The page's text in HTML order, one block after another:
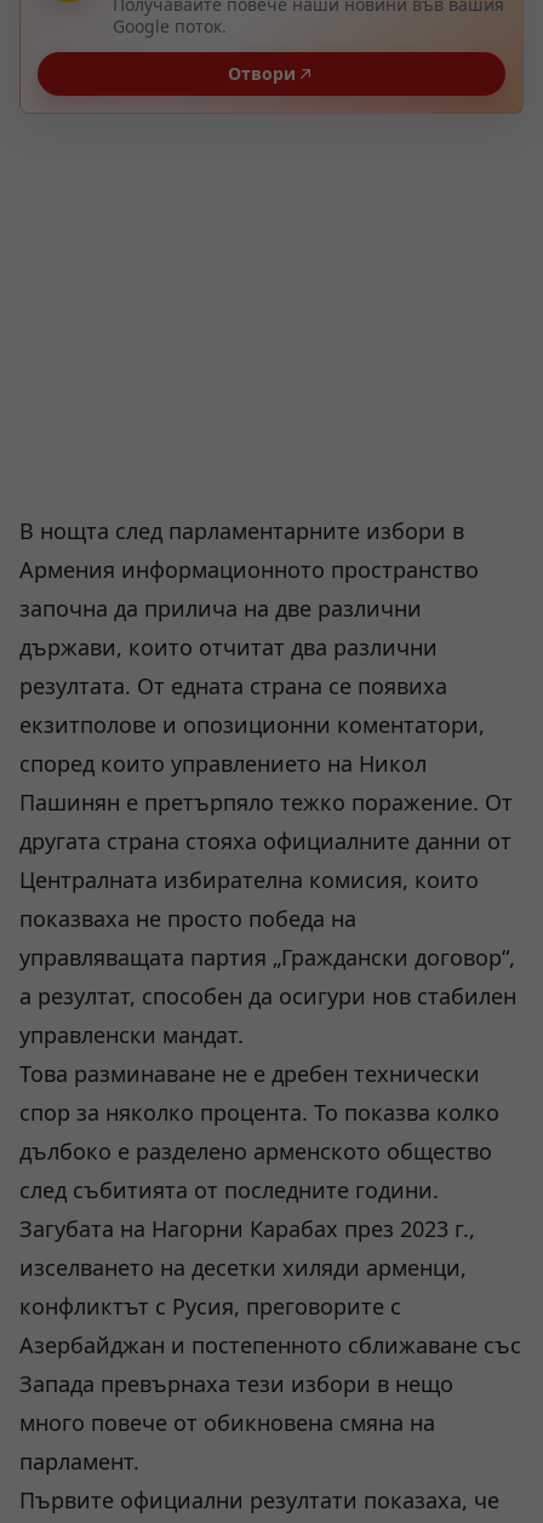
Google поток.
Отвори
В нощта след парламентарните избори в
Армения информационното пространство
започна да прилича на две различни
държави, които отчитат два различни
резултата. От едната страна се появиха
екзитполове и опозиционни коментатори,
според които управлението на Никол
Пашинян е претърпяло тежко поражение. От
другата страна стояха официалните данни от
Централната избирателна комисия, които
показваха не просто победа на
управляващата партия „Граждански договор“,
а резултат, способен да осигури нов стабилен
управленски мандат.
Това разминаване не е дребен технически
спор за няколко процента. То показва колко
дълбоко е разделено арменското общество
след събитията от последните години.
Загубата на Нагорни Карабах през 2023 г.,
изселването на десетки хиляди арменци,
конфликтът с Русия, преговорите с
Азербайджан и постепенното сближаване със
Запада превърнаха тези избори в нещо
много повече от обикновена смяна на
парламент.
Първите официални резултати показаха, че